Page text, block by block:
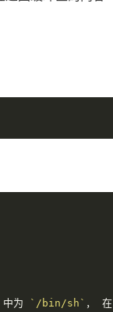
中为 `/bin/sh` ， 在